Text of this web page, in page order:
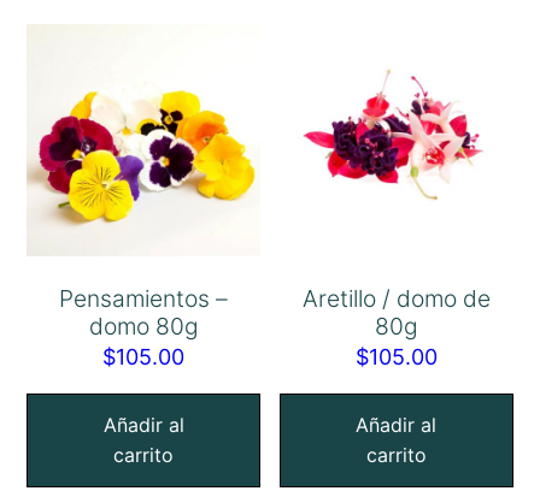
Pensamientos –
domo 80g
$105.00
Añadir al
carrito
Aretillo / domo de
80g
$105.00
Añadir al
carrito